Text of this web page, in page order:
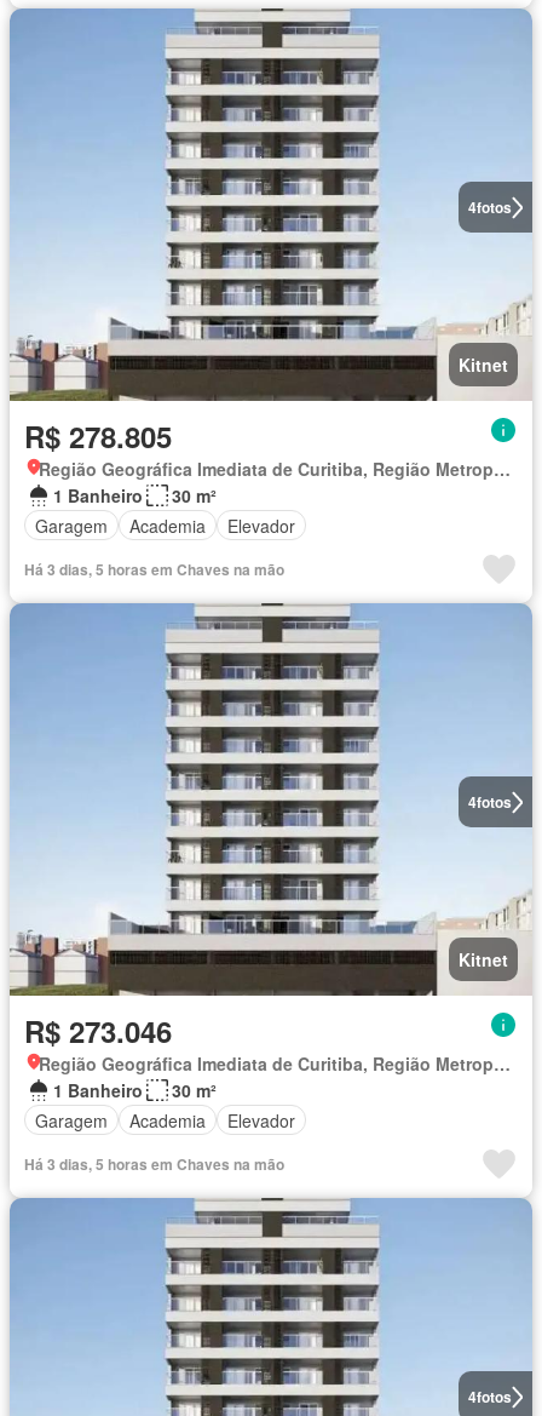
4fotos
Kitnet
R$ 278.805
Região Geográfica Imediata de Curitiba, Região Metropolitana de Curitiba
1 Banheiro
30 m²
Garagem
Academia Elevador
Há 3 dias, 5 horas em Chaves na mão
4fotos
Kitnet
R$ 273.046
Região Geográfica Imediata de Curitiba, Região Metropolitana de Curitiba
1 Banheiro
30 m²
Garagem
Academia Elevador
Há 3 dias, 5 horas em Chaves na mão
4fotos